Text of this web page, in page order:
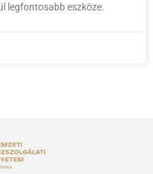
legfontosabb eszköze.